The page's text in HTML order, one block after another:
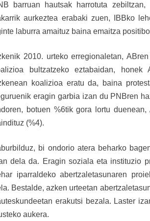
barruan hautsak harrotuta
aurkeztea erabaki zuen, IBBko
laburra amaituz baina emaitza
2010. urteko erregionaletan,
bultzatzeko eztabaidan, honek
koalizioa eratu da, baina
eragin garbia izan du PNBren
botuen %6tik gora lortu
(%4).
bi ondorio atera beharko
dela da. Eragin soziala eta instituzio
iparraldeko abertzaletasunaren
Bestalde, azken urteetan
erakutsi bezala. Laster
aukera.